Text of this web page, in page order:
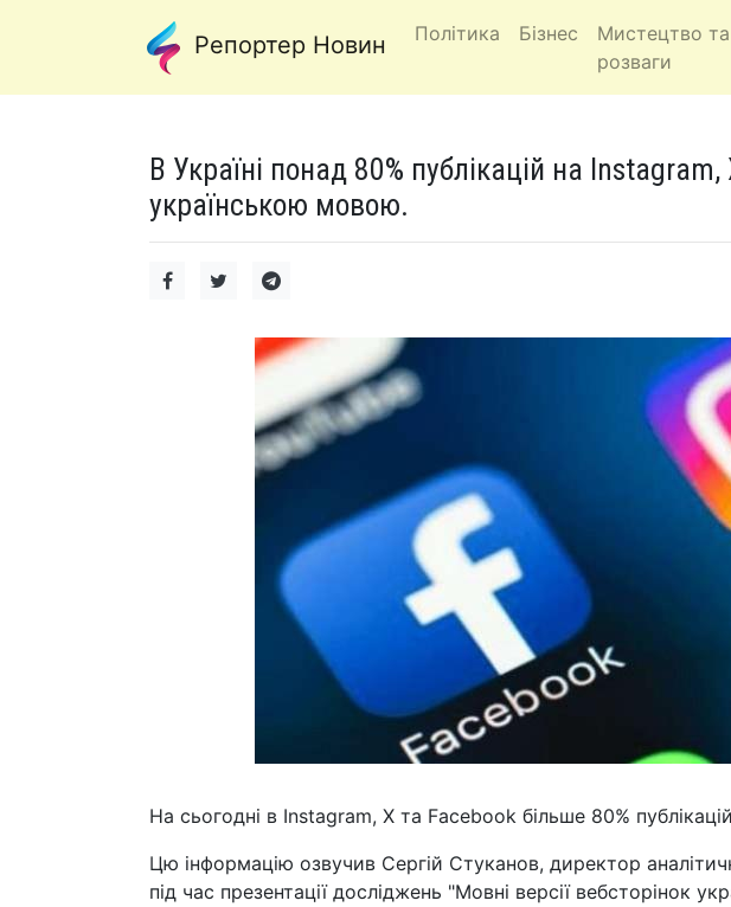
Репортер Новин Політика Бізнес
Мистецтво та
розваги
В Україні понад 80% публікацій на
українською мовою.
На сьогодні в Instagram, Х та Facebook більше 80%
Цю інформацію озвучив Сергій Стуканов, директор
під час презентації досліджень "Мовні версії вебсторінок